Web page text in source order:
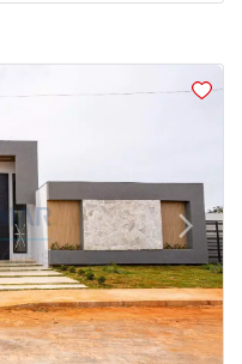
arrow_forward_iosNext